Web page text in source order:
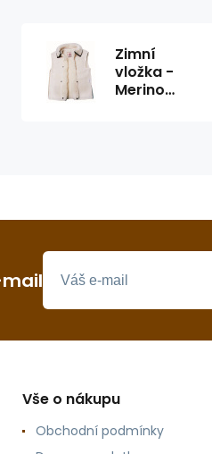
Zimní
vložka -
Merino
Vše o nákupu
Obchodní podmínky